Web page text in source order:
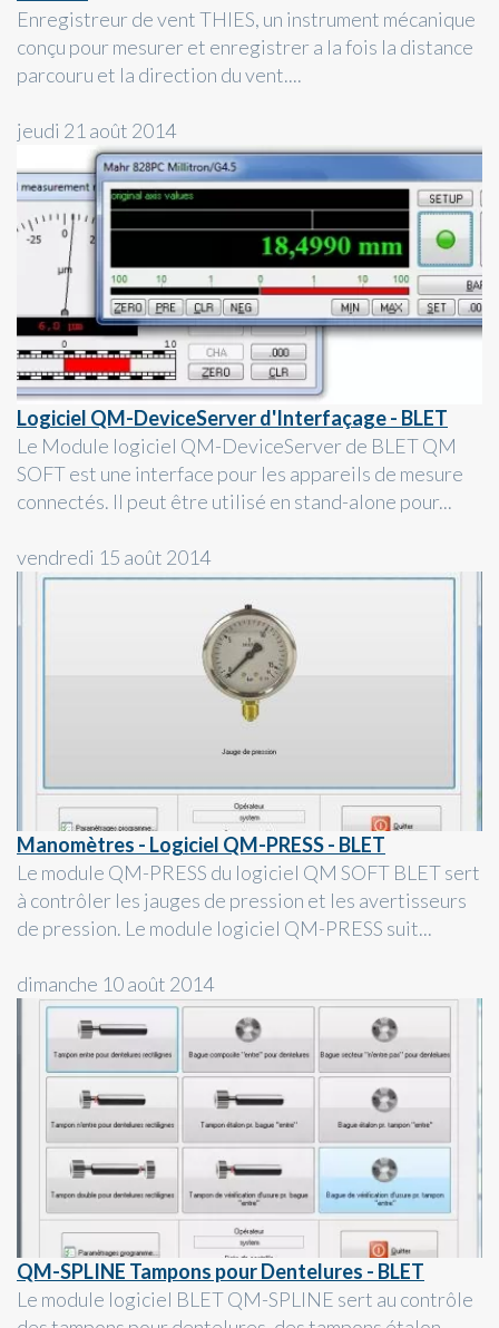
Enregistreur de vent THIES, un instrument mécanique
conçu pour mesurer et enregistrer a la fois la distance
parcouru et la direction du vent....
jeudi 21 août 2014
Logiciel QM-DeviceServer d'Interfaçage - BLET
Le Module logiciel QM-DeviceServer de BLET QM
SOFT est une interface pour les appareils de mesure
connectés. Il peut être utilisé en stand-alone pour...
vendredi 15 août 2014
Manomètres - Logiciel QM-PRESS - BLET
Le module QM-PRESS du logiciel QM SOFT BLET sert
à contrôler les jauges de pression et les avertisseurs
de pression. Le module logiciel QM-PRESS suit...
dimanche 10 août 2014
QM-SPLINE Tampons pour Dentelures - BLET
Le module logiciel BLET QM-SPLINE sert au contrôle